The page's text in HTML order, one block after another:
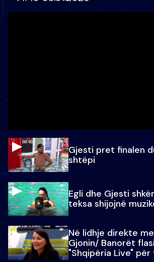
Gjesti pret finalen
shtëpi
Egli dhe Gjesti
teksa shijojnë
Në lidhje direkte
Gjonin/ Banorët
"Shqipëria Live" për